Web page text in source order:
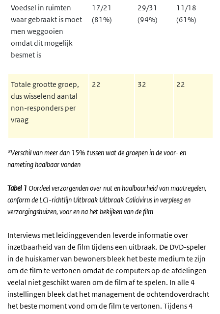
Voedsel in ruimten
waar gebraakt is moet
men weggooien
omdat dit mogelijk
besmet is
17/21
(81%)
29/31
(94%)
11/18
(61%)
Totale grootte groep,
dus wisselend aantal
non-responders per
vraag
22 32 22
*Verschil van meer dan 15% tussen wat de groepen in de voor- en
nameting haalbaar vonden
Tabel 1 Oordeel verzorgenden over nut en haalbaarheid van maatregelen,
conform de LCI-richtlijn Uitbraak Uitbraak Calicivirus in verpleeg en
verzorgingshuizen, voor en na het bekijken van de film
Interviews met leidinggevenden leverde informatie over
inzetbaarheid van de film tijdens een uitbraak. De DVD-speler
in de huiskamer van bewoners bleek het beste medium te zijn
om de film te vertonen omdat de computers op de afdelingen
veelal niet geschikt waren om de film af te spelen. In alle 4
instellingen bleek dat het management de ochtendoverdracht
het beste moment vond om de film te vertonen. Tijdens 4